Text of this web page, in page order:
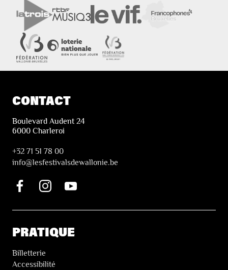
CONTACT
Boulevard Audent 24
6000 Charleroi
+32 71 51 78 00
info@lesfestivalsdewallonie.be
PRATIQUE
Billetterie
Accessibilité